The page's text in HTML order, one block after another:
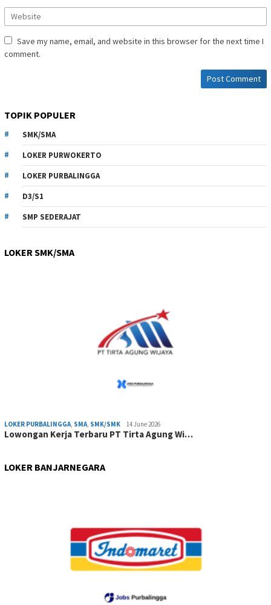
Save my name, email, and website in this browser for the next time I
comment.
TOPIK POPULER
SMK/SMA
LOKER PURWOKERTO
LOKER PURBALINGGA
D3/S1
SMP SEDERAJAT
LOKER SMK/SMA
LOKER PURBALINGGA, SMA, SMK/SMK 14 June 2026
Lowongan Kerja Terbaru PT Tirta Agung Wi…
LOKER BANJARNEGARA